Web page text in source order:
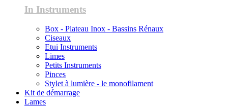
In Instruments
Box - Plateau Inox - Bassins Rénaux
Ciseaux
Etui Instruments
Limes
Petits Instruments
Pinces
Stylet à lumière - le monofilament
Kit de démarrage
Lames